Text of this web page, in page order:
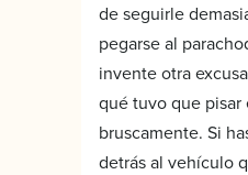
de seguirle
pegarse al
invente otra
qué tuvo que pisar
bruscamente. Si
detrás al vehículo